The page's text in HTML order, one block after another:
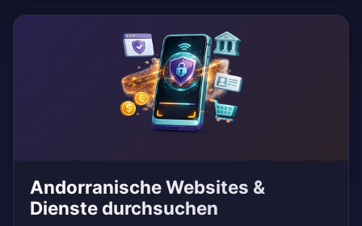
Andorranische Websites &
Dienste durchsuchen